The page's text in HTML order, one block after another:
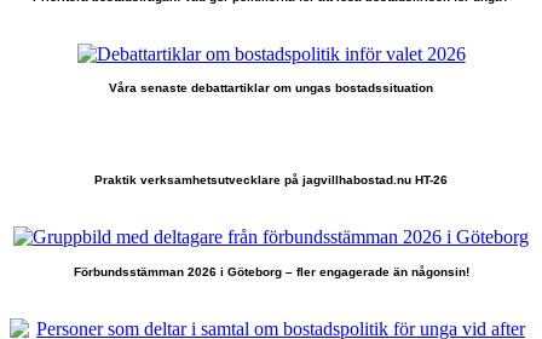
Våra senaste debattartiklar om ungas bostadssituation
Praktik verksamhetsutvecklare på jagvillhabostad.nu HT-26
Förbundsstämman 2026 i Göteborg – fler engagerade än någonsin!